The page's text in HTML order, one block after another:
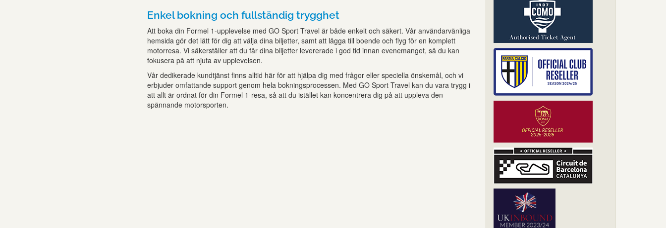
Enkel bokning och fullständig trygghet
Att boka din Formel 1-upplevelse med GO Sport Travel är både enkelt och säkert. Vår användarvänliga
hemsida gör det lätt för dig att välja dina biljetter, samt att lägga till boende och flyg för en komplett
motorresa. Vi säkerställer att du får dina biljetter levererade i god tid innan evenemanget, så du kan
fokusera på att njuta av upplevelsen.
Vår dedikerade kundtjänst finns alltid här för att hjälpa dig med frågor eller speciella önskemål, och vi
erbjuder omfattande support genom hela bokningsprocessen. Med GO Sport Travel kan du vara trygg i
att allt är ordnat för din Formel 1-resa, så att du istället kan koncentrera dig på att uppleva den
spännande motorsporten.